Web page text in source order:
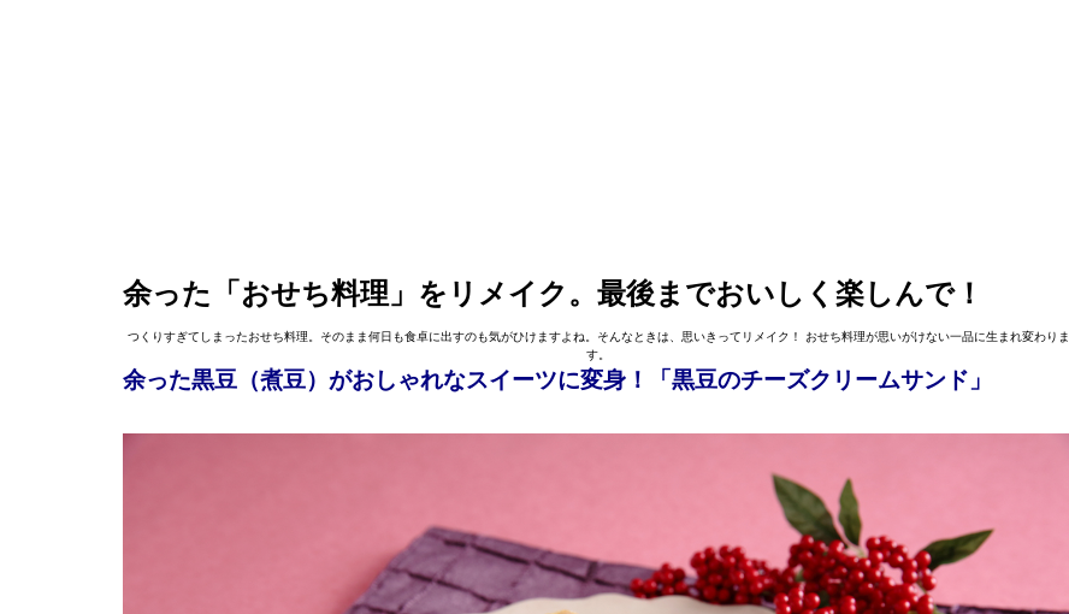
余った「おせち料理」をリメイク。最後までおいしく楽しんで！
つくりすぎてしまったおせち料理。そのまま何日も食卓に出すのも気がひけますよね。そんなときは、思いきってリメイク！ おせち料理が思いがけない一品に生まれ変わりま
す。
余った黒豆（煮豆）がおしゃれなスイーツに変身！「黒豆のチーズクリームサンド」